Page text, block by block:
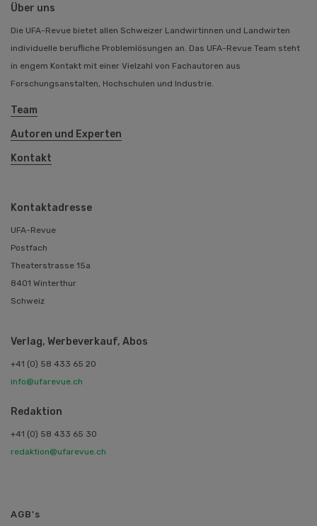
Über uns
Die UFA-Revue bietet allen Schweizer Landwirtinnen und Landwirten
individuelle berufliche Problemlösungen an. Das UFA-Revue Team steht
in engem Kontakt mit einer Vielzahl von Fachautoren aus
Forschungsanstalten, Hochschulen und Industrie.
Team
Autoren und Experten
Kontakt
Kontaktadresse
UFA-Revue
Postfach
Theaterstrasse 15a
8401 Winterthur
Schweiz
Verlag, Werbeverkauf, Abos
+41 (0) 58 433 65 20
info@ufarevue.ch
Redaktion
+41 (0) 58 433 65 30
redaktion@ufarevue.ch
AGB's